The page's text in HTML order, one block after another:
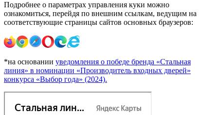
Подробнее о параметрах управления куки можно
ознакомиться, перейдя по внешним ссылкам, ведущим на
соответствующие страницы сайтов основных браузеров:
*на основании уведомления о победе бренда «Стальная
линия» в номинации «Производитель входных дверей»
конкурса «Выбор года» (2024).